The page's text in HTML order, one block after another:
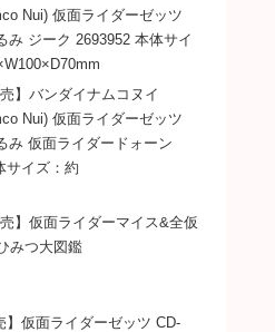
Nui) 仮面ライダーゼッツ
み ジーク 2693952 本体サイ
売】バンダイナムコヌイ
Nui) 仮面ライダーゼッツ
み 仮面ライダードォーン
サイズ：約
売】仮面ライダーマイス&全仮
みつ大図鑑
】仮面ライダーゼッツ CD-